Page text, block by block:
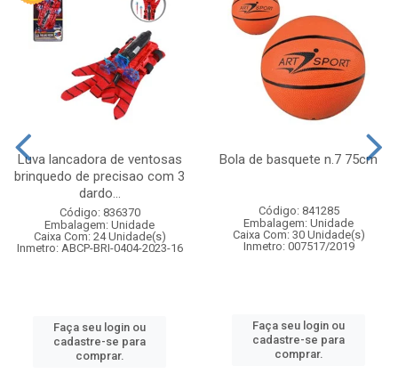
Luva lancadora de ventosas
brinquedo de precisao com 3
dardo...
Código: 836370
Embalagem: Unidade
Caixa Com: 24 Unidade(s)
Inmetro: ABCP-BRI-0404-2023-16
Faça seu login ou
cadastre-se para
comprar.
Bola de basquete n.7 75cm
Código: 841285
Embalagem: Unidade
Caixa Com: 30 Unidade(s)
Inmetro: 007517/2019
Faça seu login ou
cadastre-se para
comprar.